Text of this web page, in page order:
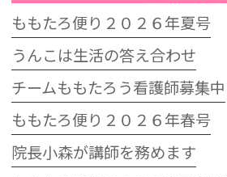
ももたろ便り２０２６年夏号
うんこは生活の答え合わせ
チームももたろう看護師募集中
ももたろ便り２０２６年春号
院長小森が講師を務めます